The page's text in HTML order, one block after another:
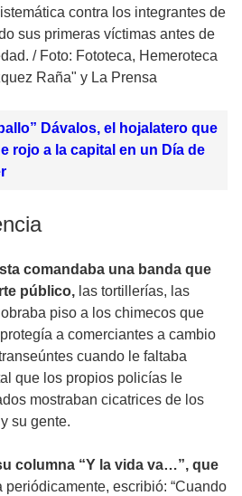
contra los integrantes de
sus primeras víctimas antes de
/ Foto: Fototeca, Hemeroteca
Raña" y La Prensa
Dávalos, el hojalatero que
rojo a la capital en un Día de
comandaba una banda que
público, las tortillerías, las
piso a los chimecos que
a comerciantes a cambio
cuando le faltaba
que los propios policías le
mostraban cicatrices de los
su gente.
columna “Y la vida va…”, que
periódicamente, escribió: “Cuando